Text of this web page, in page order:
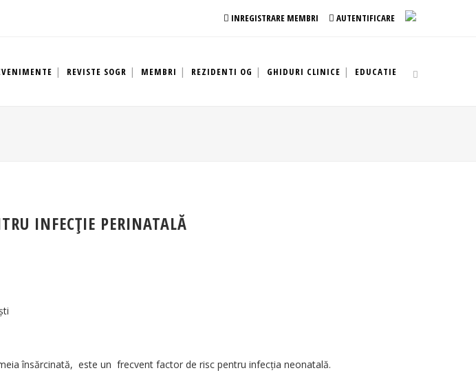
INREGISTRARE MEMBRI AUTENTIFICARE
REVISTE SOGR MEMBRI REZIDENTI OG GHIDURI CLINICE EDUCATIE
INFECŢIE PERINATALĂ
însărcinată, este un frecvent factor de risc pentru infecţia neonatală.